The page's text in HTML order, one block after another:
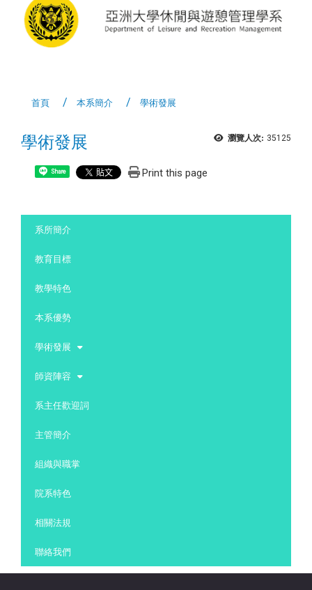
首頁 本系簡介 學術發展
瀏覽人次: 35125
學術發展
Share Print this page
系所簡介
教育目標
教學特色
本系優勢
學術發展
師資陣容
系主任歡迎詞
主管簡介
組織與職掌
院系特色
相關法規
聯絡我們